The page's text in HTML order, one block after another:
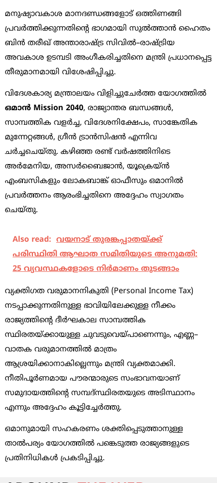
മനുഷ്യാവകാശ മാനദണ്ഡങ്ങളോട് ഒത്തിണങ്ങി
പ്രവർത്തിക്കുന്നതിന്റെ ഭാഗമായി സുൽത്താൻ ഹൈതം
ബിൻ തരീഖ് അന്താരാഷ്ട്ര സിവിൽ–രാഷ്ട്രിയ
അവകാശ ഉടമ്പടി അംഗീകരിച്ചതിനെ മന്ത്രി പ്രധാനപ്പെട്ട
തീരുമാനമായി വിശേഷിപ്പിച്ചു.
വിദേശകാര്യ മന്ത്രാലയം വിളിച്ചുചേർത്ത യോഗത്തിൽ
ഒമാൻ Mission 2040, രാജ്യാന്തര ബന്ധങ്ങൾ,
സാമ്പത്തിക വളർച്ച, വിദേശനിക്ഷേപം, സാങ്കേതിക
മുന്നേറ്റങ്ങൾ, ഗ്രീൻ ട്രാൻസിഷൻ എന്നിവ
ചർച്ചചെയ്തു. കഴിഞ്ഞ രണ്ട് വർഷത്തിനിടെ
അർമേനിയ, അസർബൈജാൻ, യൂക്രെയ്ൻ
എംബസികളും ലോകബാങ്ക് ഓഫീസും ഒമാനിൽ
പ്രവർത്തനം ആരംഭിച്ചതിനെ അദ്ദേഹം സ്വാഗതം
ചെയ്തു.
Also read: വയനാട് തുരങ്കപ്പാതയ്ക്ക്
പരിസ്ഥിതി ആഘാത സമിതിയുടെ അനുമതി;
25 വ്യവസ്ഥകളോടെ നിർമാണം തുടങ്ങാം
വ്യക്തിഗത വരുമാനനികുതി (Personal Income Tax)
നടപ്പാക്കുന്നതിനുള്ള ഭാവിയിലേക്കുള്ള നീക്കം
രാജ്യത്തിന്റെ ദീർഘകാല സാമ്പത്തിക
സ്ഥിരതയ്ക്കായുള്ള ചുവടുവെയ്പാണെന്നും, എണ്ണ–
വാതക വരുമാനത്തിൽ മാത്രം
ആശ്രയിക്കാനാകില്ലെന്നും മന്ത്രി വ്യക്തമാക്കി.
നീതിപൂർണമായ പൗരന്മാരുടെ സംഭാവനയാണ്
സമുദായത്തിന്റെ സമ്പദ്‌സ്ഥിരതയുടെ അടിസ്ഥാനം
എന്നും അദ്ദേഹം കൂട്ടിച്ചേർത്തു.
ഒമാനുമായി സഹകരണം ശക്തിപ്പെടുത്താനുള്ള
താൽപര്യം യോഗത്തിൽ പങ്കെടുത്ത രാജ്യങ്ങളുടെ
പ്രതിനിധികൾ പ്രകടിപ്പിച്ചു.